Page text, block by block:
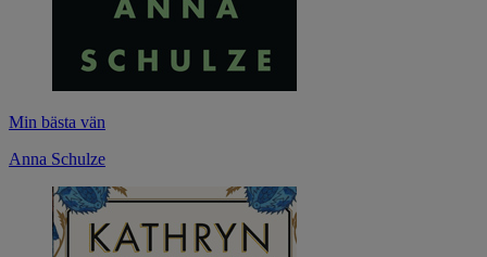
Min bästa vän
Anna Schulze